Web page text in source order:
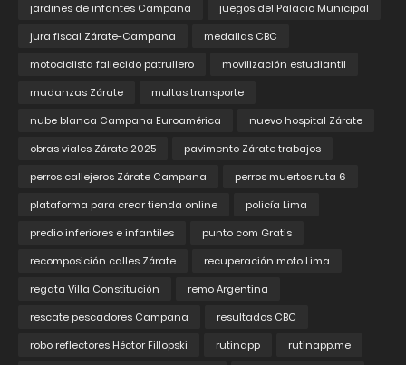
jardines de infantes Campana
juegos del Palacio Municipal
jura fiscal Zárate-Campana
medallas CBC
motociclista fallecido patrullero
movilización estudiantil
mudanzas Zárate
multas transporte
nube blanca Campana Euroamérica
nuevo hospital Zárate
obras viales Zárate 2025
pavimento Zárate trabajos
perros callejeros Zárate Campana
perros muertos ruta 6
plataforma para crear tienda online
policía Lima
predio inferiores e infantiles
punto com Gratis
recomposición calles Zárate
recuperación moto Lima
regata Villa Constitución
remo Argentina
rescate pescadores Campana
resultados CBC
robo reflectores Héctor Fillopski
rutinapp
rutinapp.me